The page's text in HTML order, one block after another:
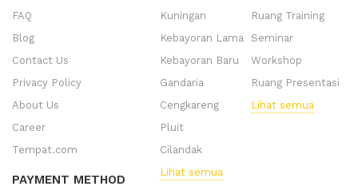
FAQ
Blog
Contact Us
Privacy Policy
About Us
Career
Tempat.com
PAYMENT METHOD
Kuningan
Kebayoran Lama
Kebayoran Baru
Gandaria
Cengkareng
Pluit
Cilandak
Lihat semua
Ruang Training
Seminar
Workshop
Ruang Presentasi
Lihat semua